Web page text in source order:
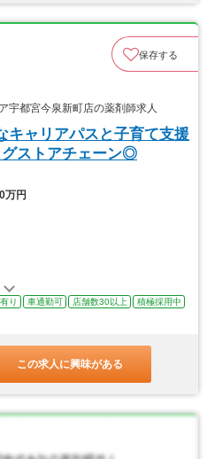
保存する
都宮今泉新町店の薬剤師求人
キャリアパスと子育て支援
グストアチェーン◎
万円
り 車通勤可 店舗数30以上
積極採用中
この求人に興味がある